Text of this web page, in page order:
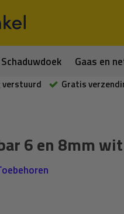
Schaduwdoek Gaas en
verstuurd Gratis
6 en 8mm